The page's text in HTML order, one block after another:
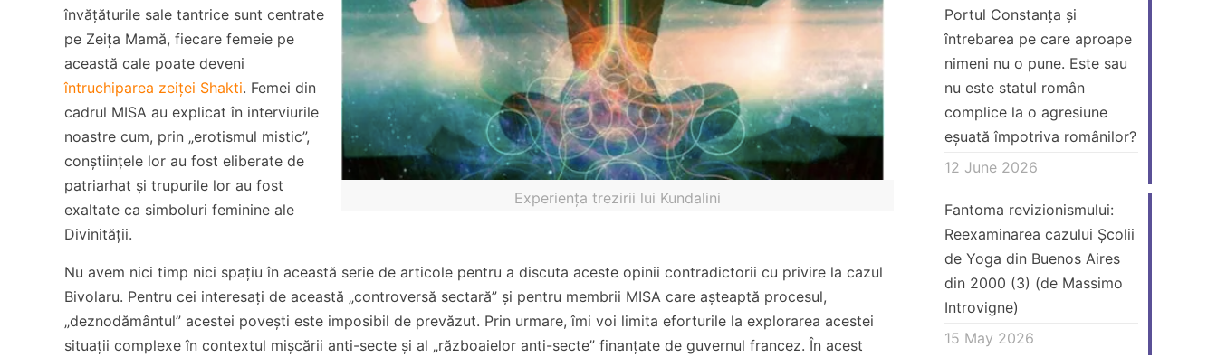
Experiența trezirii lui Kundalini
învățăturile sale tantrice sunt centrate
pe Zeița Mamă, fiecare femeie pe
această cale poate deveni
întruchiparea zeiței Shakti. Femei din
cadrul MISA au explicat în interviurile
noastre cum, prin „erotismul mistic”,
conștiințele lor au fost eliberate de
patriarhat și trupurile lor au fost
exaltate ca simboluri feminine ale
Divinității.
Nu avem nici timp nici spațiu în această serie de articole pentru a discuta aceste opinii contradictorii cu privire la cazul
Bivolaru. Pentru cei interesați de această „controversă sectară” și pentru membrii MISA care așteaptă procesul,
„deznodământul” acestei povești este imposibil de prevăzut. Prin urmare, îmi voi limita eforturile la explorarea acestei
situații complexe în contextul mișcării anti-secte și al „războaielor anti-secte” finanțate de guvernul francez. În acest
Portul Constanța și
întrebarea pe care aproape
nimeni nu o pune. Este sau
nu este statul român
complice la o agresiune
eșuată împotriva românilor?
12 June 2026
Fantoma revizionismului:
Reexaminarea cazului Școlii
de Yoga din Buenos Aires
din 2000 (3) (de Massimo
Introvigne)
15 May 2026